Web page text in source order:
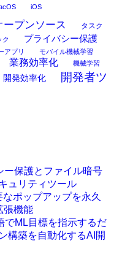
iOS
ープンソース
タスク
ク プライバシー保護
アプリ モバイル機械学習
業務効率化 機械学習
開発効率化
開発者ツ
ー保護とファイル暗号
ュリティツール
ポップアップを永久
張機能
でML目標を指示するだ
構築を自動化するAI開